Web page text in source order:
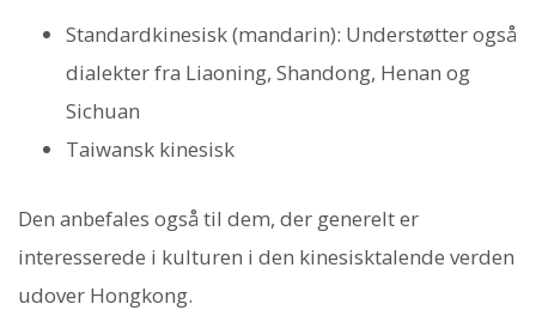
Standardkinesisk (mandarin): Understøtter også
dialekter fra Liaoning, Shandong, Henan og
Sichuan
Taiwansk kinesisk
Den anbefales også til dem, der generelt er
interesserede i kulturen i den kinesisktalende verden
udover Hongkong.